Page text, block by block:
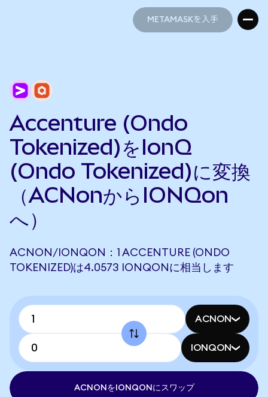
METAMASKを入手
Accenture (Ondo
Tokenized)をIonQ
(Ondo Tokenized)に変換
（ACNonからIONQon
へ）
ACNON/IONQON：1 ACCENTURE (ONDO
TOKENIZED)は4.0573 IONQONに相当します
ACNON
IONQON
ACNONをIONQONにスワップ